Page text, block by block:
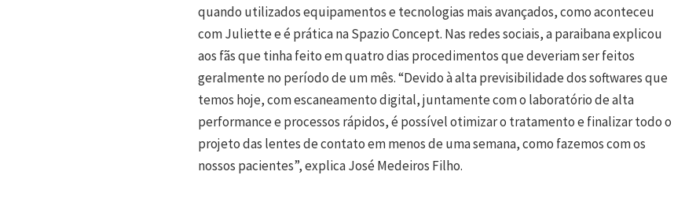
quando utilizados equipamentos e tecnologias mais avançados, como aconteceu
com Juliette e é prática na Spazio Concept. Nas redes sociais, a paraibana explicou
aos fãs que tinha feito em quatro dias procedimentos que deveriam ser feitos
geralmente no período de um mês. “Devido à alta previsibilidade dos softwares que
temos hoje, com escaneamento digital, juntamente com o laboratório de alta
performance e processos rápidos, é possível otimizar o tratamento e finalizar todo o
projeto das lentes de contato em menos de uma semana, como fazemos com os
nossos pacientes”, explica José Medeiros Filho.